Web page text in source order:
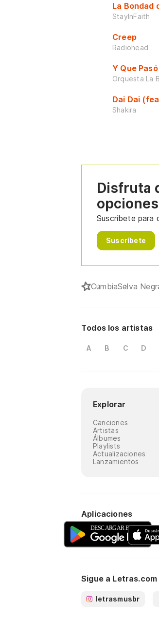
La Bondad
StayInFaith
Creep
Radiohead
Y Que Pasó
Orquesta La
Dai Dai
Shakira
Disfruta
Suscríbete para
Suscríbete
CumbiaSelva
Todos los artistas
A B C D
Explorar
Canciones
Artistas
Álbumes
Playlists
Actualizaciones
Lanzamientos
Aplicaciones
Sigue a Letras.com
letrasmusbr